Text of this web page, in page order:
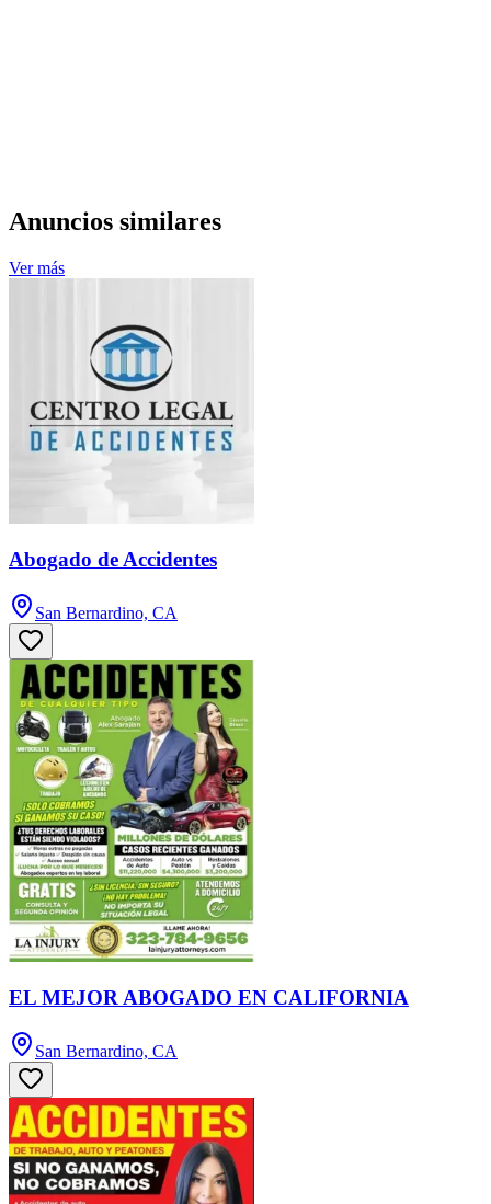
Anuncios similares
Ver más
Abogado de Accidentes
San Bernardino, CA
EL MEJOR ABOGADO EN CALIFORNIA
San Bernardino, CA